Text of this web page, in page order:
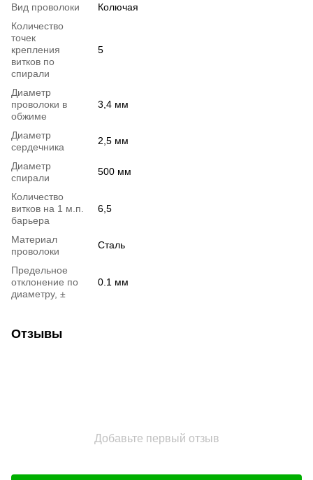
Вид проволоки
Колючая
Количество
точек
крепления
витков по
спирали
5
Диаметр
проволоки в
обжиме
3,4 мм
Диаметр
сердечника
2,5 мм
Диаметр
спирали
500 мм
Количество
витков на 1 м.п.
барьера
6,5
Материал
проволоки
Сталь
Предельное
отклонение по
диаметру, ±
0.1 мм
Отзывы
Добавьте первый отзыв